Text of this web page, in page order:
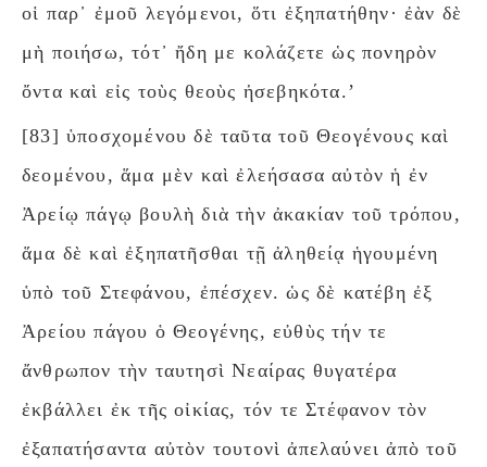
οἱ παρ᾽ ἐμοῦ λεγόμενοι, ὅτι ἐξηπατήθην· ἐὰν δὲ
μὴ ποιήσω, τότ᾽ ἤδη με κολάζετε ὡς πονηρὸν
ὄντα καὶ εἰς τοὺς θεοὺς ἠσεβηκότα.’
[83] ὑποσχομένου δὲ ταῦτα τοῦ Θεογένους καὶ
δεομένου, ἅμα μὲν καὶ ἐλεήσασα αὐτὸν ἡ ἐν
Ἀρείῳ πάγῳ βουλὴ διὰ τὴν ἀκακίαν τοῦ τρόπου,
ἅμα δὲ καὶ ἐξηπατῆσθαι τῇ ἀληθείᾳ ἡγουμένη
ὑπὸ τοῦ Στεφάνου, ἐπέσχεν. ὡς δὲ κατέβη ἐξ
Ἀρείου πάγου ὁ Θεογένης, εὐθὺς τήν τε
ἄνθρωπον τὴν ταυτησὶ Νεαίρας θυγατέρα
ἐκβάλλει ἐκ τῆς οἰκίας, τόν τε Στέφανον τὸν
ἐξαπατήσαντα αὐτὸν τουτονὶ ἀπελαύνει ἀπὸ τοῦ